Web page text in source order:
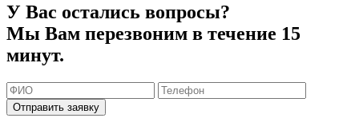
У Вас остались вопросы?
Мы Вам перезвоним в течение 15
минут.
Отправить заявку